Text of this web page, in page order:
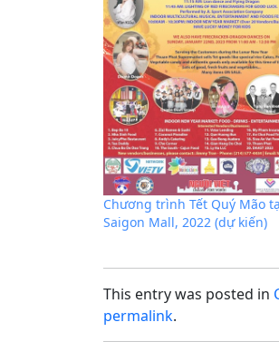
Chương trình Tết Quý Mão
Saigon Mall, 2022 (dự kiến)
This entry was posted in
permalink.